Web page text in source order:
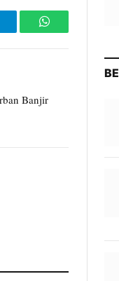
WhatsApp
Banjir